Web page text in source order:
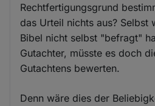
Rechtfertigungsgrund
das Urteil nichts aus? Selbst
Bibel nicht selbst "befragt"
Gutachter, müsste es doch
Gutachtens bewerten.
Denn wäre dies der